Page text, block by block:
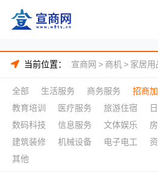
当前位置： 宣商网 > 商机> 家居用
全部 生活服务 商务服务 招商
教育培训
医疗服务 旅游住宿
数码科技
信息服务 文体娱乐
建筑装修
机械设备 电子电工
其他